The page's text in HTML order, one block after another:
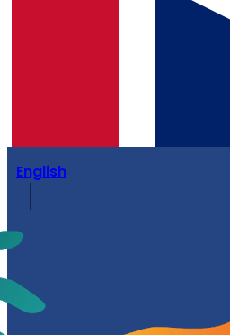
English